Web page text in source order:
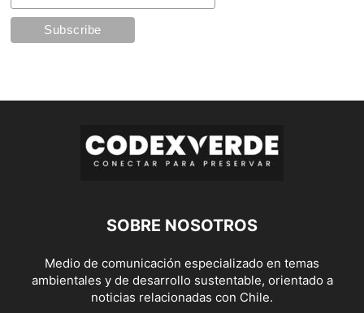
SOBRE NOSOTROS
Medio de comunicación especializado en temas
ambientales y de desarrollo sustentable, orientado a
noticias relacionadas con Chile.